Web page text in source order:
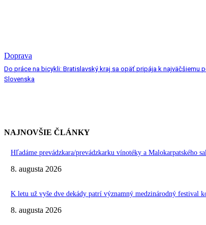
Doprava
Do práce na bicykli: Bratislavský kraj sa opäť pripája k najväčšiemu
Slovenska
NAJNOVŠIE ČLÁNKY
Hľadáme prevádzkara/prevádzkarku vínotéky a Malokarpatského
8. augusta 2026
K letu už vyše dve dekády patrí významný medzinárodný festival
8. augusta 2026